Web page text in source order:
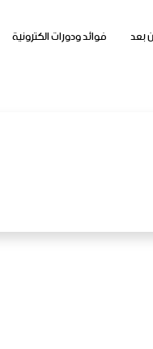
بعد فوائد ودورات الكترونية